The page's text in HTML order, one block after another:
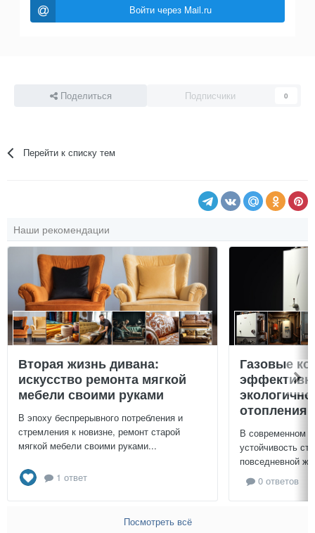
Войти через Mail.ru
Поделиться Подписчики 0
Перейти к списку тем
Наши рекомендации
Вторая жизнь дивана:
искусство ремонта мягкой
мебели своими руками
В эпоху беспрерывного потребления и
стремления к новизне, ремонт старой
мягкой мебели своими руками...
1 ответ
Газовые
отопления
В современном
устойчивость
повседневной
0 ответов
Посмотреть всё